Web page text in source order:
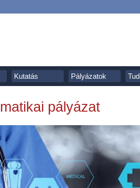
Kutatás Pályázatok
pályázat